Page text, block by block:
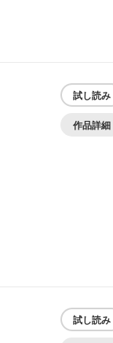
試し読み
作品詳細
試し読み